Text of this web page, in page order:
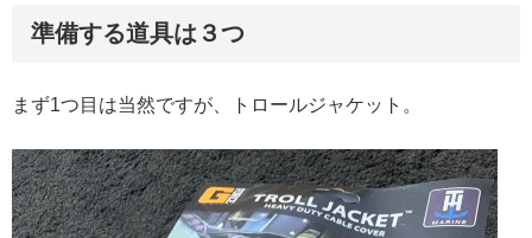
準備する道具は３つ
まず1つ目は当然ですが、トロールジャケット。